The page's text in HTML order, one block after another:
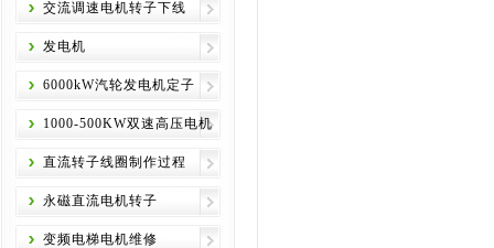
交流调速电机转子下线
发电机
6000kW汽轮发电机定子
1000-500KW双速高压电机
直流转子线圈制作过程
永磁直流电机转子
变频电梯电机维修